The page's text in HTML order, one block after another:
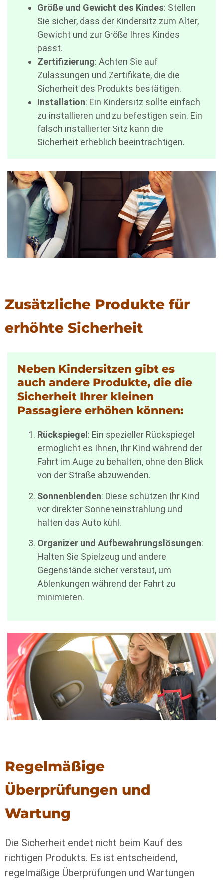
Größe und Gewicht des Kindes: Stellen
Sie sicher, dass der Kindersitz zum Alter,
Gewicht und zur Größe Ihres Kindes
passt.
Zertifizierung: Achten Sie auf
Zulassungen und Zertifikate, die die
Sicherheit des Produkts bestätigen.
Installation: Ein Kindersitz sollte einfach
zu installieren und zu befestigen sein. Ein
falsch installierter Sitz kann die
Sicherheit erheblich beeinträchtigen.
Zusätzliche Produkte für
erhöhte Sicherheit
Neben Kindersitzen gibt es
auch andere Produkte, die die
Sicherheit Ihrer kleinen
Passagiere erhöhen können:
Rückspiegel : Ein spezieller Rückspiegel
ermöglicht es Ihnen, Ihr Kind während der
Fahrt im Auge zu behalten, ohne den Blick
von der Straße abzuwenden.
Sonnenblenden: Diese schützen Ihr Kind
vor direkter Sonneneinstrahlung und
halten das Auto kühl.
Organizer und Aufbewahrungslösungen:
Halten Sie Spielzeug und andere
Gegenstände sicher verstaut, um
Ablenkungen während der Fahrt zu
minimieren.
Regelmäßige
Überprüfungen und
Wartung
Die Sicherheit endet nicht beim Kauf des
richtigen Produkts. Es ist entscheidend,
regelmäßige Überprüfungen und Wartungen